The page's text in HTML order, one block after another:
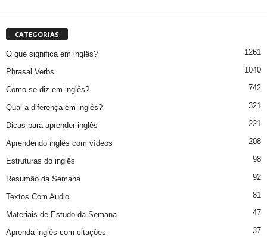
CATEGORIAS
O que significa em inglês? 1261
Phrasal Verbs 1040
Como se diz em inglês? 742
Qual a diferença em inglês? 321
Dicas para aprender inglês 221
Aprendendo inglês com vídeos 208
Estruturas do inglês 98
Resumão da Semana 92
Textos Com Audio 81
Materiais de Estudo da Semana 47
Aprenda inglês com citações 37